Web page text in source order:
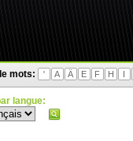
mots: ' A Ä E F H I
langue: